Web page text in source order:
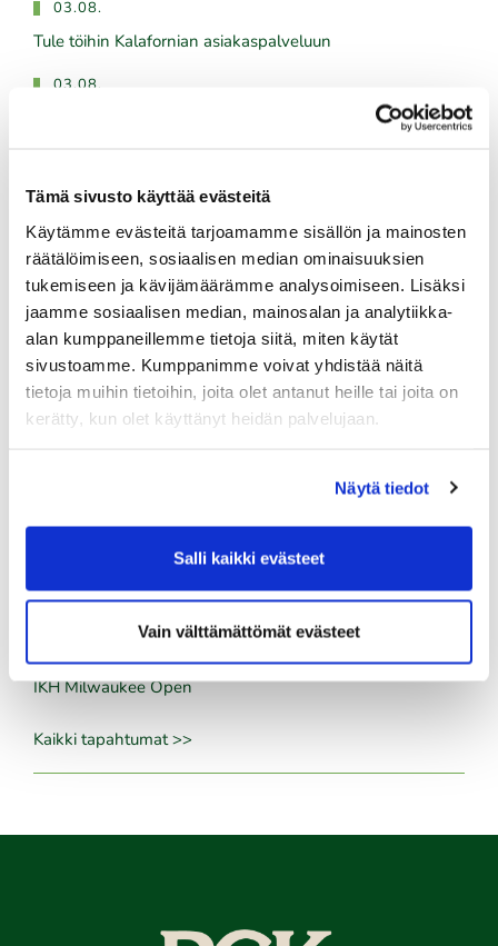
Tämä sivusto käyttää evästeitä
Käytämme evästeitä tarjoamamme sisällön ja mainosten
räätälöimiseen, sosiaalisen median ominaisuuksien
tukemiseen ja kävijämäärämme analysoimiseen. Lisäksi
jaamme sosiaalisen median, mainosalan ja analytiikka-
alan kumppaneillemme tietoja siitä, miten käytät
sivustoamme. Kumppanimme voivat yhdistää näitä
tietoja muihin tietoihin, joita olet antanut heille tai joita on
kerätty, kun olet käyttänyt heidän palvelujaan.
Näytä tiedot
Salli kaikki evästeet
Vain välttämättömät evästeet
03.08.
Tule töihin Kalafornian asiakaspalveluun
03.08.
Titleist demopäivä 14.8. klo 12-18
Tulevat tapahtumat
06.08.
Skini-ilta 5
06.08.
IKH Milwaukee Open
Kaikki tapahtumat >>